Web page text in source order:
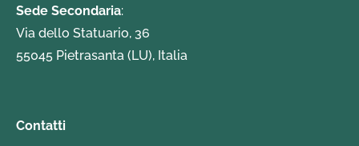
Sede Secondaria:
Via dello Statuario, 36
55045 Pietrasanta (LU), Italia
Contatti